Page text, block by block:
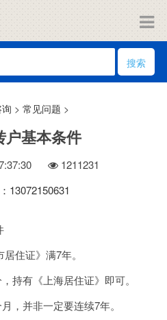
搜索
> 常见问题 >
户基本条件
1211231
13072150631
住证》满7年。
持有《上海居住证》即可。
，并非一定要连续7年。